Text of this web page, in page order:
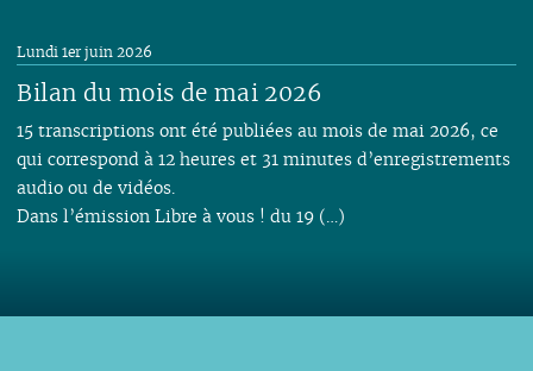
Bilan du mois de mai 2026
Lundi 1er juin 2026
15 transcriptions ont été publiées au mois de mai 2026, ce
qui correspond à 12 heures et 31 minutes d’enregistrements
audio ou de vidéos.
Dans l’émission Libre à vous ! du 19 (…)